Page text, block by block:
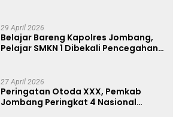
29 April 2026
Belajar Bareng Kapolres Jombang,
Pelajar SMKN 1 Dibekali Pencegahan
27 April 2026
Peringatan Otoda XXX, Pemkab
Jombang Peringkat 4 Nasional